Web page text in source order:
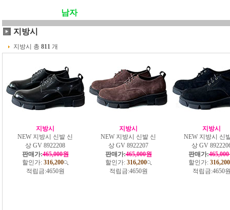
남자
지방시
지방시 총 811 개
지방시
NEW 지방시 신발 신
상 GV 8922208
판매가:465,000원
할인가: 316,200
적립금:4650원
지방시
NEW 지방시 신발 신
상 GV 8922207
판매가:465,000원
할인가: 316,200
적립금:4650원
지방시
NEW 지방시 신
상 GV
판매가:
할인가: 316,200
적립금:4650